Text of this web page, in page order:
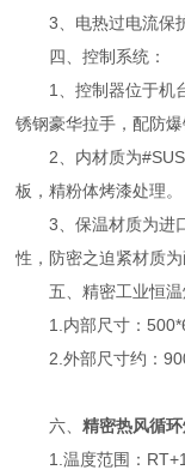
3、电热过电流保护
四、控制系统：
1、控制器位于机台
锈钢豪华拉手，配防爆
2、内材质为
板，精粉体烤漆处理。
3、保温材质为进口
性，防密之迫紧材质
五、精密工业恒温
1.内部尺寸：
2.外部尺寸约：
六、精密热风循
1.温度范围：